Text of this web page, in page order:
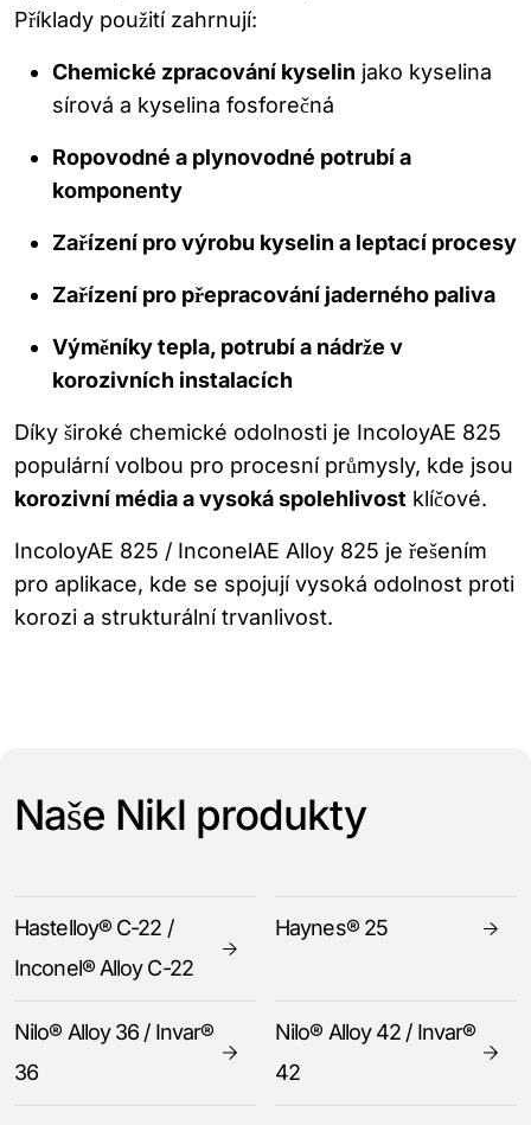
Příklady použití zahrnují:
Chemické zpracování kyselin jako kyselina
sírová a kyselina fosforečná
Ropovodné a plynovodné potrubí a
komponenty
Zařízení pro výrobu kyselin a leptací procesy
Zařízení pro přepracování jaderného paliva
Výměníky tepla, potrubí a nádrže v
korozivních instalacích
Díky široké chemické odolnosti je IncoloyAE 825
populární volbou pro procesní průmysly, kde jsou
korozivní média a vysoká spolehlivost klíčové.
IncoloyAE 825 / InconelAE Alloy 825 je řešením
pro aplikace, kde se spojují vysoká odolnost proti
korozi a strukturální trvanlivost.
Naše Nikl produkty
Hastelloy® C-22 /
Inconel® Alloy C-22
Haynes® 25
Nilo® Alloy 36 / Invar®
36
Nilo® Alloy 42 / Invar®
42